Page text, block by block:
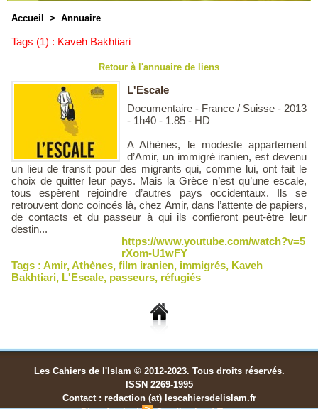
Accueil > Annuaire
Tags (1) : Kaveh Bakhtiari
Retour à l'annuaire de liens
L'Escale
Documentaire - France / Suisse - 2013
- 1h40 - 1.85 - HD
A Athènes, le modeste appartement
d’Amir, un immigré iranien, est devenu
un lieu de transit pour des migrants qui, comme lui, ont fait le
choix de quitter leur pays. Mais la Grèce n’est qu’une escale,
tous espèrent rejoindre d’autres pays occidentaux. Ils se
retrouvent donc coincés là, chez Amir, dans l’attente de papiers,
de contacts et du passeur à qui ils confieront peut-être leur
destin...
https://www.youtube.com/watch?v=5
rXom-U1wFY
Tags : Amir,Athènes, film iranien, immigrés, Kaveh
Bakhtiari, L'Escale, passeurs, réfugiés
Les Cahiers de l'Islam © 2012-2023. Tous droits réservés.
ISSN 2269-1995
Contact : redaction (at) lescahiersdelislam.fr